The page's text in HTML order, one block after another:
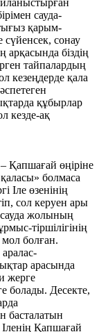
сауда-
қарым-
сонау
біздің
тайпалардың
кезеңдерде қала
құбырлар
кезде-ақ
Қапшағай өңіріне
болмаса
Іле өзенінің
сол керуен ары
жолының
тіршілігінің
мол болған.
арасында
жерге
болады. Десекте,
басталатын
Қапшағай